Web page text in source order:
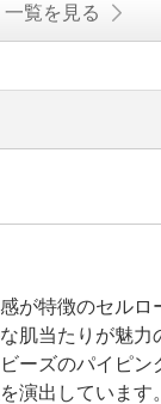
一覧を見る
が特徴のセルロ
肌当たりが魅力
ーズのパイピン
演出しています